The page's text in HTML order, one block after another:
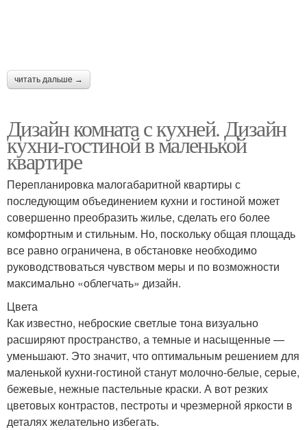
читать дальше →
Дизайн комната с кухней. Дизайн
кухни-гостиной в маленькой
квартире
Перепланировка малогабаритной квартиры с
последующим объединением кухни и гостиной может
совершенно преобразить жилье, сделать его более
комфортным и стильным. Но, поскольку общая площадь
все равно ограничена, в обстановке необходимо
руководствоваться чувством меры и по возможности
максимально «облегчать» дизайн.
Цвета
Как известно, неброские светлые тона визуально
расширяют пространство, а темные и насыщенные —
уменьшают. Это значит, что оптимальным решением для
маленькой кухни-гостиной станут молочно-белые, серые,
бежевые, нежные пастельные краски. А вот резких
цветовых контрастов, пестроты и чрезмерной яркости в
деталях желательно избегать.